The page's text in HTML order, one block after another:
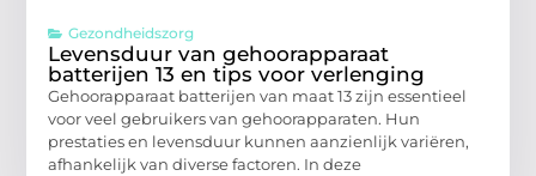
Gezondheidszorg
Levensduur van gehoorapparaat
batterijen 13 en tips voor verlenging
Gehoorapparaat batterijen van maat 13 zijn essentieel
voor veel gebruikers van gehoorapparaten. Hun
prestaties en levensduur kunnen aanzienlijk variëren,
afhankelijk van diverse factoren. In deze